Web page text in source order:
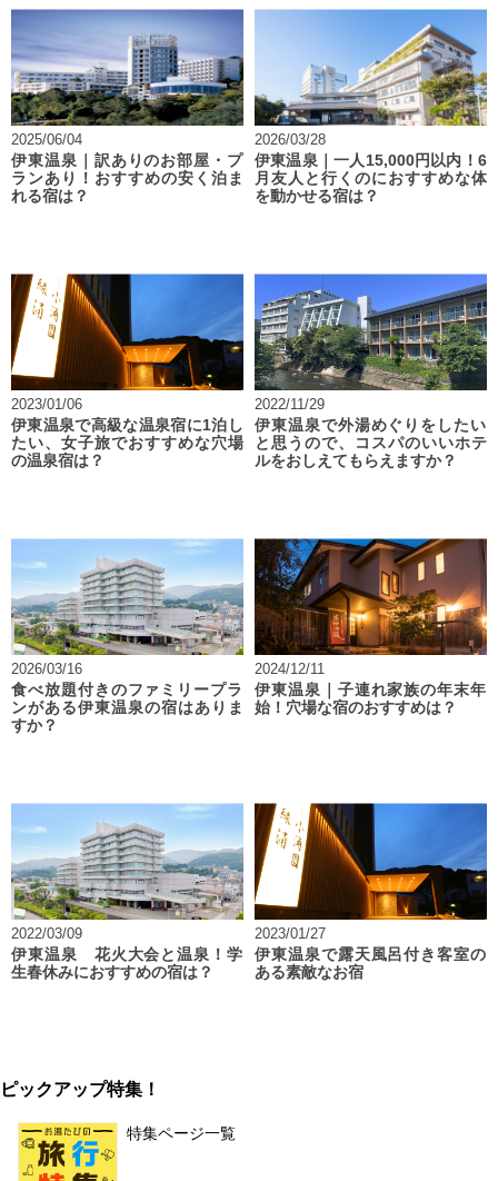
2025/06/04
伊東温泉｜訳ありのお部屋・プ
ランあり！おすすめの安く泊ま
れる宿は？
2026/03/28
伊東温泉｜一人15,000円以内！6
月友人と行くのにおすすめな体
を動かせる宿は？
2023/01/06
伊東温泉で高級な温泉宿に1泊し
たい、女子旅でおすすめな穴場
の温泉宿は？
2022/11/29
伊東温泉で外湯めぐりをしたい
と思うので、コスパのいいホテ
ルをおしえてもらえますか？
2026/03/16
食べ放題付きのファミリープラ
ンがある伊東温泉の宿はありま
すか？
2024/12/11
伊東温泉｜子連れ家族の年末年
始！穴場な宿のおすすめは？
2022/03/09
伊東温泉 花火大会と温泉！学
生春休みにおすすめの宿は？
2023/01/27
伊東温泉で露天風呂付き客室の
ある素敵なお宿
ピックアップ特集！
特集ページ一覧